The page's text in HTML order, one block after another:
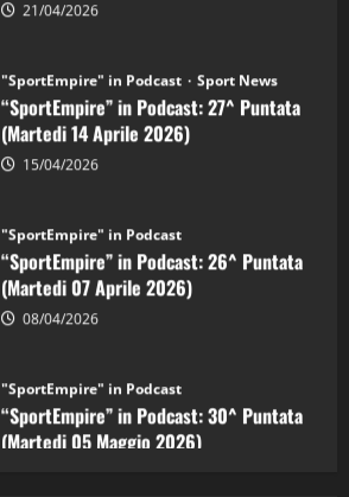
(Martedi 14 Aprile 2026)
15/04/2026
(Martedi 07 Aprile 2026)
08/04/2026
(Martedi 05 Maggio 2026)
08/05/2026